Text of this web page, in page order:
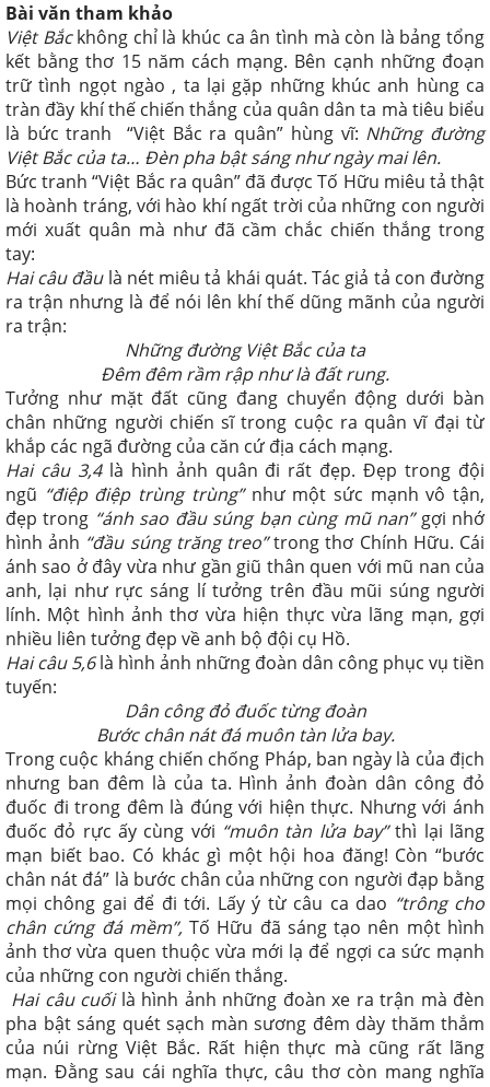
Bài văn tham khảo
Việt Bắckhông chỉ là khúc ca ân tình mà còn là bảng tổng
kết bằng thơ 15 năm cách mạng. Bên cạnh những đoạn
trữ tình ngọt ngào , ta lại gặp những khúc anh hùng ca
tràn đầy khí thế chiến thắng của quân dân ta mà tiêu biểu
là bức tranh “Việt Bắc ra quân” hùng vĩ: Những đường
Việt Bắc của ta… Đèn pha bật sáng như ngày mai lên.
Bức tranh “Việt Bắc ra quân” đã được Tố Hữu miêu tả thật
là hoành tráng, với hào khí ngất trời của những con người
mới xuất quân mà như đã cầm chắc chiến thắng trong
tay:
Hai câu đầulà nét miêu tả khái quát. Tác giả tả con đường
ra trận nhưng là để nói lên khí thế dũng mãnh của người
ra trận:
Những đường Việt Bắc của ta
Đêm đêm rầm rập như là đất rung.
Tưởng như mặt đất cũng đang chuyển động dưới bàn
chân những người chiến sĩ trong cuộc ra quân vĩ đại từ
khắp các ngã đường của căn cứ địa cách mạng.
Hai câu 3,4là hình ảnh quân đi rất đẹp. Đẹp trong đội
ngũ “điệp điệp trùng trùng”như một sức mạnh vô tận,
đẹp trong “ánh sao đầu súng bạn cùng mũ nan”gợi nhớ
hình ảnh “đầu súng trăng treo”trong thơ Chính Hữu. Cái
ánh sao ở đây vừa như gần giũ thân quen với mũ nan của
anh, lại như rực sáng lí tưởng trên đầu mũi súng người
lính. Một hình ảnh thơ vừa hiện thực vừa lãng mạn, gợi
nhiều liên tưởng đẹp về anh bộ đội cụ Hồ.
Hai câu 5,6là hình ảnh những đoàn dân công phục vụ tiền
tuyến:
Dân công đỏ đuốc từng đoàn
Bước chân nát đá muôn tàn lửa bay.
Trong cuộc kháng chiến chống Pháp, ban ngày là của địch
nhưng ban đêm là của ta. Hình ảnh đoàn dân công đỏ
đuốc đi trong đêm là đúng với hiện thực. Nhưng với ánh
đuốc đỏ rực ấy cùng với “muôn tàn lửa bay”thì lại lãng
mạn biết bao. Có khác gì một hội hoa đăng! Còn “bước
chân nát đá” là bước chân của những con người đạp bằng
mọi chông gai để đi tới. Lấy ý từ câu ca dao “trông cho
chân cứng đá mềm”,Tố Hữu đã sáng tạo nên một hình
ảnh thơ vừa quen thuộc vừa mới lạ để ngợi ca sức mạnh
của những con người chiến thắng.
Hai câu cuốilà hình ảnh những đoàn xe ra trận mà đèn
pha bật sáng quét sạch màn sương đêm dày thăm thẳm
của núi rừng Việt Bắc. Rất hiện thực mà cũng rất lãng
mạn. Đằng sau cái nghĩa thực, câu thơ còn mang nghĩa